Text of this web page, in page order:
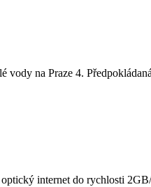
vody na Praze 4.
internet do rychlosti